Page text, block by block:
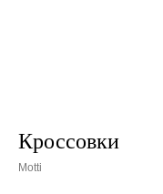
Кроссовки
Motti